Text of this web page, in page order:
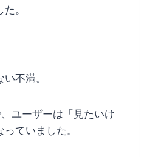
。
不満。
ユーザーは「見たいけ
ていました。